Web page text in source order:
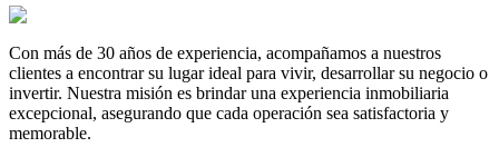
Con más de 30 años de experiencia, acompañamos a nuestros
clientes a encontrar su lugar ideal para vivir, desarrollar su negocio o
invertir. Nuestra misión es brindar una experiencia inmobiliaria
excepcional, asegurando que cada operación sea satisfactoria y
memorable.